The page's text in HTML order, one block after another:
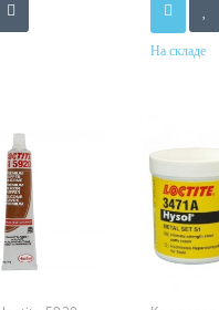
На складе